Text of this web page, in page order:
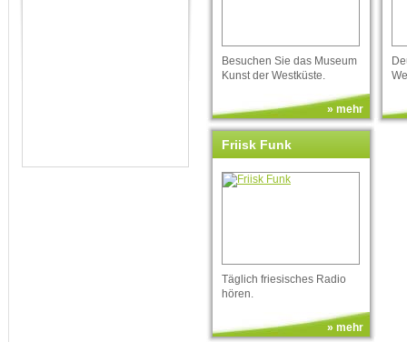
Besuchen Sie das Museum
Kunst der Westküste.
» mehr
Friisk Funk
Täglich friesisches Radio
hören.
» mehr